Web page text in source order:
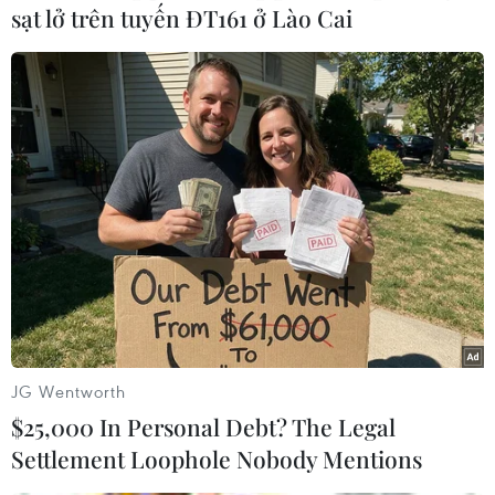
#Yongbyon #làm giàu urani
#triều tiên
#lò phản ứng hạt nhân
Mỹ Triều Tiên
Theo dõi VietnamPlus
TIN LIÊN QUAN
sạt lở trên tuyến ĐT161 ở Lào Cai
JG Wentworth
$25,000 In Personal Debt? The Legal
Settlement Loophole Nobody Mentions